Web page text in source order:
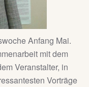
Anfang Mai.
mit dem
Veranstalter, in
Vorträge